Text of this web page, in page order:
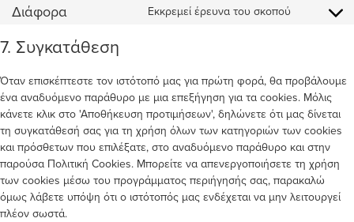
Διάφορα Εκκρεμεί έρευνα του σκοπού
7. Συγκατάθεση
Όταν επισκέπτεστε τον ιστότοπό μας για πρώτη φορά, θα προβάλουμε
ένα αναδυόμενο παράθυρο με μια επεξήγηση για τα cookies. Μόλις
κάνετε κλικ στο 'Αποθήκευση προτιμήσεων', δηλώνετε ότι μας δίνεται
τη συγκατάθεσή σας για τη χρήση όλων των κατηγοριών των cookies
και πρόσθετων που επιλέξατε, στο αναδυόμενο παράθυρο και στην
παρούσα Πολιτική Cookies. Μπορείτε να απενεργοποιήσετε τη χρήση
των cookies μέσω του προγράμματος περιήγησής σας, παρακαλώ
όμως λάβετε υπόψη ότι ο ιστότοπός μας ενδέχεται να μην λειτουργεί
πλέον σωστά.